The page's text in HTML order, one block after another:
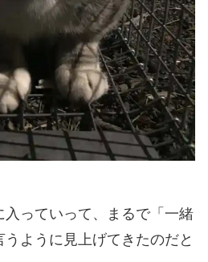
っていって、まるで「一緒
ように見上げてきたのだと